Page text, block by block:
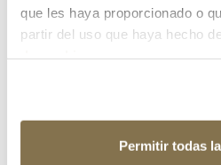
que les haya proporcionado o
partir del uso que haya hecho
Permitir todas